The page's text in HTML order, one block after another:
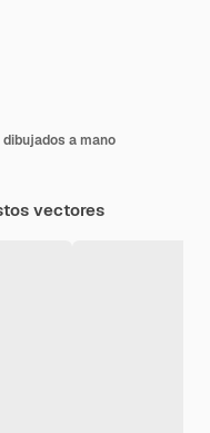
a mano
vectores